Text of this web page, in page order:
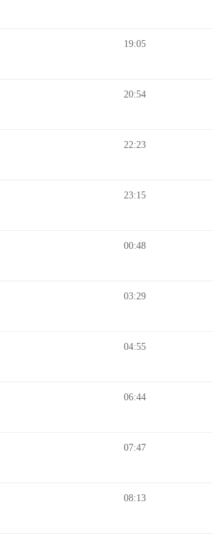
19:05
20:54
22:23
23:15
00:48
03:29
04:55
06:44
07:47
08:13